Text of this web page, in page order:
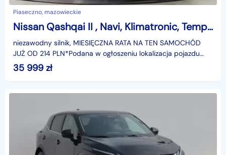
Piaseczno, mazowieckie
Nissan Qashqai II , Navi, Klimatronic, Tempomat, Parktronic,
niezawodny silnik, MIESIĘCZNA RATA NA TEN SAMOCHÓD
JUŻ OD 214 PLN*Podana w ogłoszeniu lokalizacja pojazdu
jest aktualna na dzień wystawienia ogłoszenia. Przed
35 999 zł